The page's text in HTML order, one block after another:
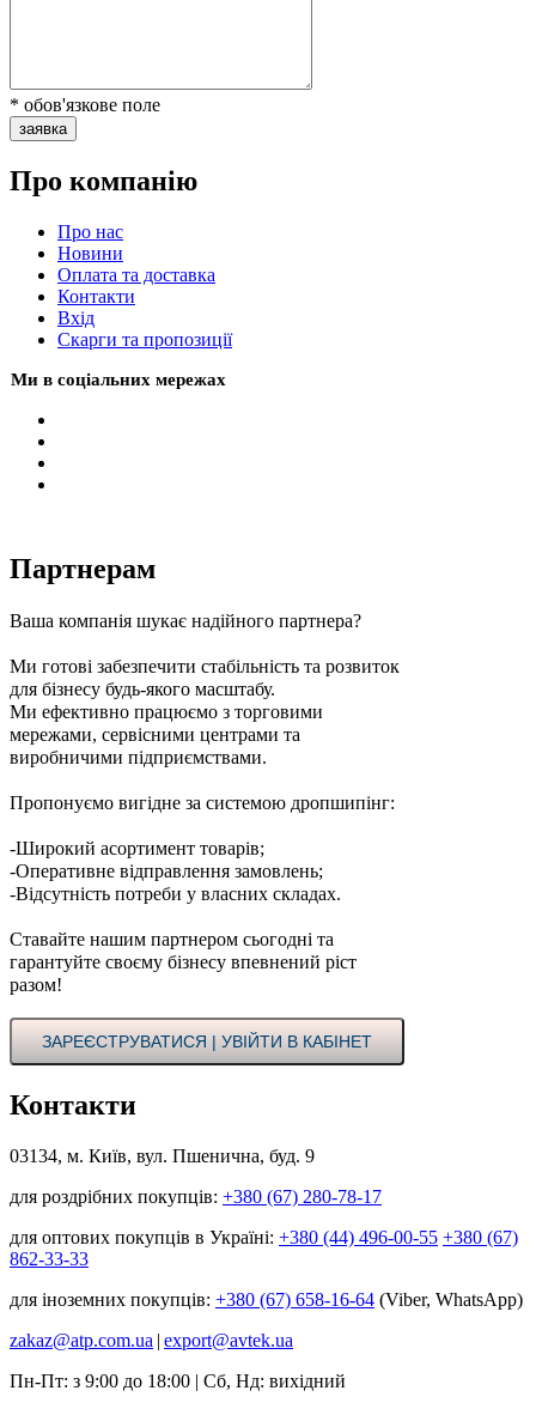
* обов'язкове поле
заявка
Про компанію
Про нас
Новини
Оплата та доставка
Контакти
Вхiд
Скарги та пропозиції
Ми в соціальних мережах
Партнерам
Ваша компанія шукає надійного партнера?
Ми готові забезпечити стабільність та розвиток
для бізнесу будь-якого масштабу.
Ми ефективно працюємо з торговими
мережами, сервісними центрами та
виробничими підприємствами.
Пропонуємо вигідне за системою дропшипінг:
-Широкий асортимент товарів;
-Оперативне відправлення замовлень;
-Відсутність потреби у власних складах.
Ставайте нашим партнером сьогодні та
гарантуйте своєму бізнесу впевнений ріст
разом!
ЗАРЕЄСТРУВАТИСЯ | УВІЙТИ В КАБІНЕТ
Контакти
03134, м. Київ, вул. Пшенична, буд. 9
для роздрібних покупців: +380 (67) 280-78-17
для оптових покупців в Україні: +380 (44) 496-00-55 +380 (67)
862-33-33
для іноземних покупців: +380 (67) 658-16-64 (Viber, WhatsApp)
zakaz@atp.com.ua | export@avtek.ua
Пн-Пт: з 9:00 до 18:00 | Сб, Нд: вихідний